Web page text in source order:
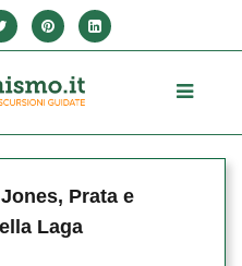
Prata e
Laga